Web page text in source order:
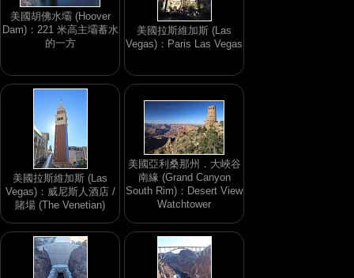
美國胡佛水壩 (Hoover
Dam)：221 米高主壩蓄水
的一方
美國拉斯維加斯 (Las
Vegas)：Paris Las Vegas
美國拉斯維加斯 (Las
Vegas)：威尼斯人酒店 /
賭場 (The Venetian)
美國亞利桑那州．大峽谷
南緣 (Grand Canyon
South Rim)：Desert View
Watchtower